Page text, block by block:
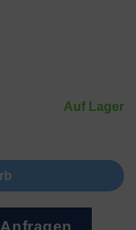
Auf Lager